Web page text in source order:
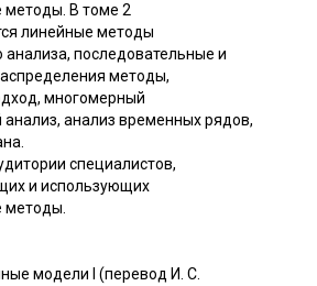
методы. В томе 2
линейные методы
анализа, последовательные и
методы,
многомерный
анализ, анализ временных рядов,
специалистов,
и использующих
методы.
модели I (перевод И. С.